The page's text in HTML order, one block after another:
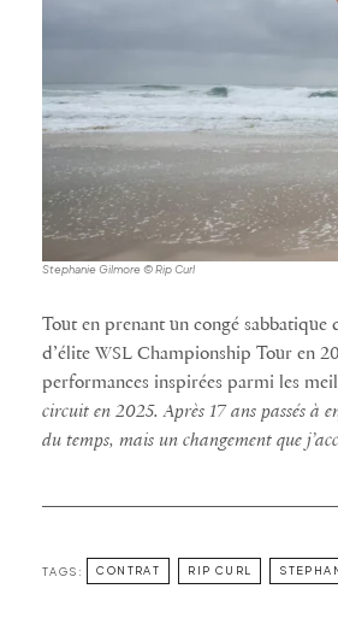
Stephanie Gilmore © Rip Curl
Tout en prenant un congé
d’élite WSL Championship Tour en
performances inspirées parmi les
circuit en 2025. Après 17 ans passés à
du temps, mais un changement que
TAGS: CONTRAT RIP CURL